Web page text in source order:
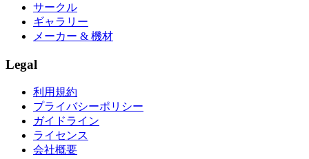
サークル
ギャラリー
メーカー & 機材
Legal
利用規約
プライバシーポリシー
ガイドライン
ライセンス
会社概要